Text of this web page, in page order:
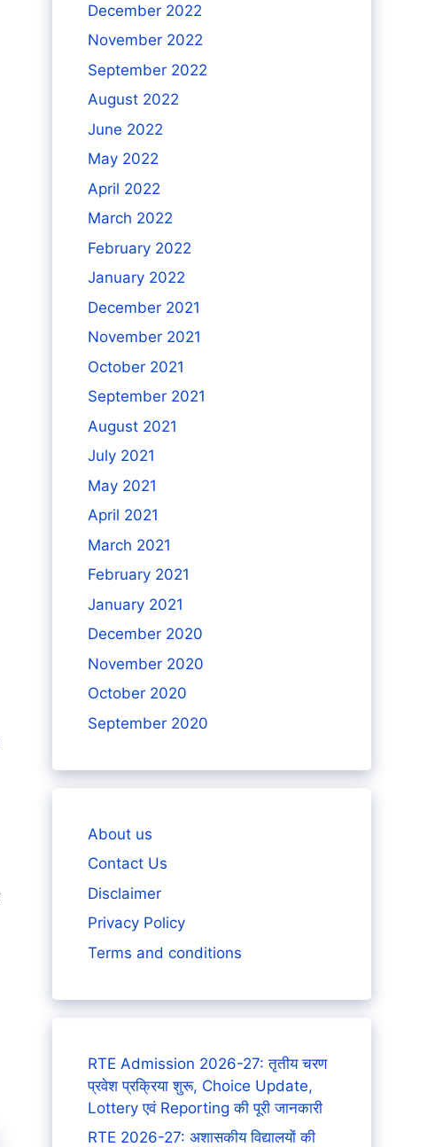
December 2022
November 2022
September 2022
August 2022
June 2022
May 2022
April 2022
March 2022
February 2022
January 2022
December 2021
November 2021
October 2021
September 2021
August 2021
July 2021
May 2021
April 2021
March 2021
February 2021
January 2021
December 2020
November 2020
October 2020
September 2020
About us
Contact Us
Disclaimer
Privacy Policy
Terms and conditions
RTE Admission 2026-27: तृतीय चरण
प्रवेश प्रक्रिया शुरू, Choice Update,
Lottery एवं Reporting की पूरी जानकारी
RTE 2026-27: अशासकीय विद्यालयों की